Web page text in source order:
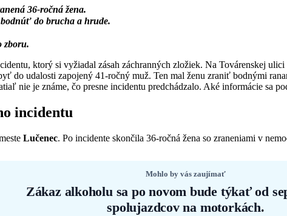
36-ročná žena.
do brucha a hrude.
zboru.
ktorý si vyžiadal zásah záchranných zložiek. Na Továrenskej
do udalosti zapojený 41-ročný muž. Ten mal ženu zraniť bodnými
nie je známe, čo presne incidentu predchádzalo. Aké informácie sa
incidentu
Lučenec. Po incidente skončila 36-ročná žena so zraneniami v
Mohlo by vás zaujímať
Zákaz alkoholu sa po novom bude týkať od
spolujazdcov na motorkách.